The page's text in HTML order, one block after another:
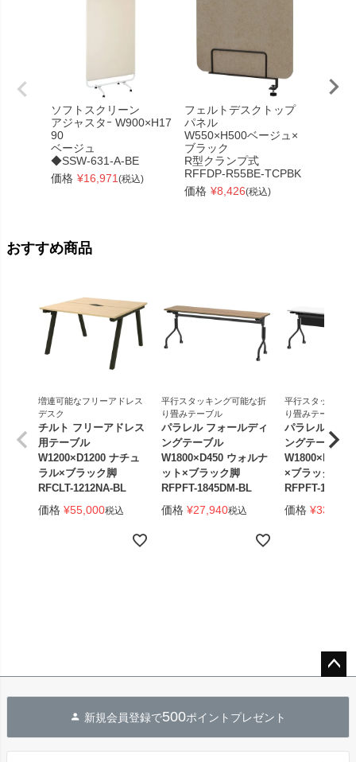
ソフトスクリーン
アジャスタｰ W900×H17
90
ベージュ
◆SSW-631-A-BE
価格 ¥16,971 (税込)
フェルトデスクトップ
パネル
W550×H500ベージュ×
ブラック
R型クランプ式
RFFDP-R55BE-TCPBK
価格 ¥8,426(税込)
おすすめ商品
増連可能なフリーアドレス
デスク
チルト フリーアドレス
用テーブル
W1200×D1200 ナチュ
ラル×ブラック脚
RFCLT-1212NA-BL
価格 ¥55,000税込
平行スタッキング可能な折
り畳みテーブル
パラレル フォールディ
ングテーブル
W1800×D450 ウォルナ
ット×ブラック脚
RFPFT-1845DM-BL
価格 ¥27,940税込
平行スタッキン
り畳みテーブル
パラレル フォ
ングテーブル
W1800×D450
×ブラック脚
RFPFT-
価格 ¥33,440
へ
新規会員登録で500ポイントプレゼント